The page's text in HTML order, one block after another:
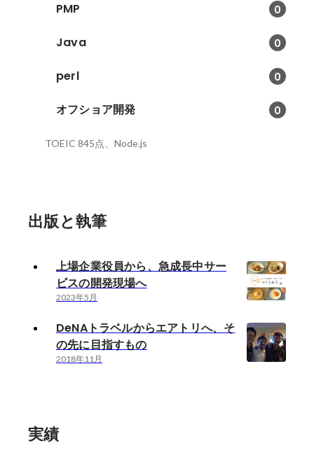
PMP 0
Java 0
perl 0
オフショア開発 0
TOEIC 845点、Node.js
出版と執筆
上場企業役員から、急成長中サー
ビスの開発現場へ
2023年5月
DeNAトラベルからエアトリへ、そ
の先に目指すもの
2018年11月
実績